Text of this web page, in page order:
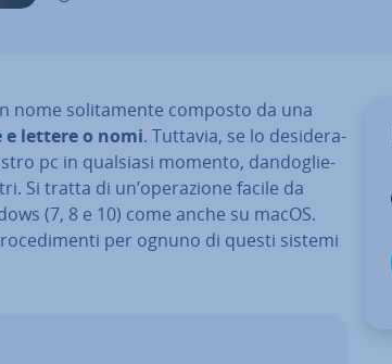
nome so­li­ta­men­te composto da una
e lettere o nomi. Tuttavia, se lo de­si­de­ra­
pc in qualsiasi momento, dan­do­glie­
Si tratta di un’ope­ra­zio­ne facile da
(7, 8 e 10) come anche su macOS.
per ognuno di questi sistemi